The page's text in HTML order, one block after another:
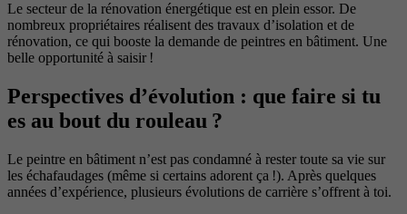
Le secteur de la rénovation énergétique est en plein essor. De
nombreux propriétaires réalisent des travaux d’isolation et de
rénovation, ce qui booste la demande de peintres en bâtiment. Une
belle opportunité à saisir !
Perspectives d’évolution : que faire si tu
es au bout du rouleau ?
Le peintre en bâtiment n’est pas condamné à rester toute sa vie sur
les échafaudages (même si certains adorent ça !). Après quelques
années d’expérience, plusieurs évolutions de carrière s’offrent à toi.